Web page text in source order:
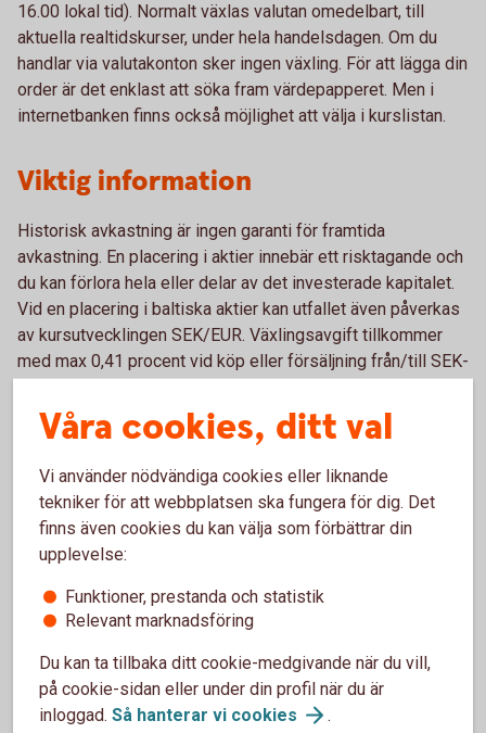
16.00 lokal tid). Normalt växlas valutan omedelbart, till
aktuella realtidskurser, under hela handelsdagen. Om du
handlar via valutakonton sker ingen växling. För att lägga din
order är det enklast att söka fram värdepapperet. Men i
internetbanken finns också möjlighet att välja i kurslistan.
Viktig information
Historisk avkastning är ingen garanti för framtida
avkastning. En placering i aktier innebär ett risktagande och
du kan förlora hela eller delar av det investerade kapitalet.
Vid en placering i baltiska aktier kan utfallet även påverkas
av kursutvecklingen SEK/EUR. Växlingsavgift tillkommer
med max 0,41 procent vid köp eller försäljning från/till SEK-
Courtage för värdepappershandel
i appen och internetbanken
Prislistavärdepappershandel
Handla aktier som kund
Våra cookies, ditt val
Vi använder nödvändiga cookies eller liknande
tekniker för att webbplatsen ska fungera för dig. Det
finns även cookies du kan välja som förbättrar din
upplevelse:
Funktioner, prestanda och statistik
Relevant marknadsföring
Du kan ta tillbaka ditt cookie-medgivande när du vill,
på cookie-sidan eller under din profil när du är
inloggad. Så hanterar vi cookies .